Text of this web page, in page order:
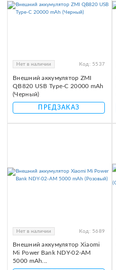
Нет в наличии Код: 5537
Внешний аккумулятор ZMI
QB820 USB Type-C 20000 mAh
(Черный)
ПРЕДЗАКАЗ
Нет в наличии Код: 5689
Внешний аккумулятор Xiaomi
Mi Power Bank NDY-02-AM
5000 mAh...